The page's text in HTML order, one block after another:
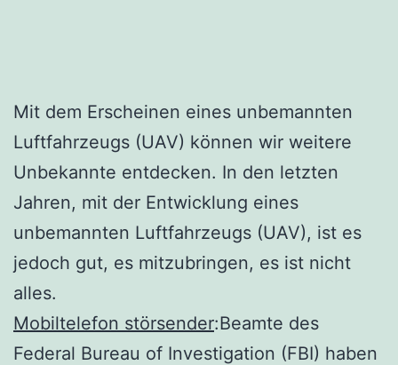
Mit dem Erscheinen eines unbemannten
Luftfahrzeugs (UAV) können wir weitere
Unbekannte entdecken. In den letzten
Jahren, mit der Entwicklung eines
unbemannten Luftfahrzeugs (UAV), ist es
jedoch gut, es mitzubringen, es ist nicht
alles.
Mobiltelefon störsender:Beamte des
Federal Bureau of Investigation (FBI) haben